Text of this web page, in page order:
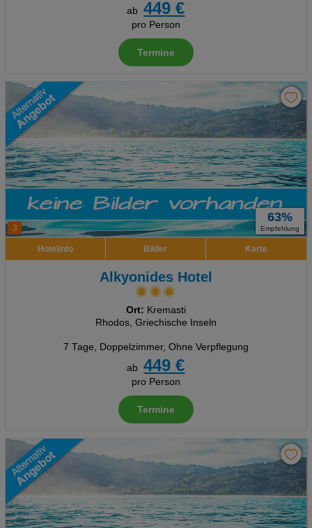
ab
449 €
pro Person
Termine
3
63%
Empfehlung
Hotelinfo Bilder Karte
Alkyonides Hotel
Ort: Kremasti
Rhodos, Griechische Inseln
7 Tage, Doppelzimmer, Ohne Verpflegung
ab
449 €
pro Person
Termine